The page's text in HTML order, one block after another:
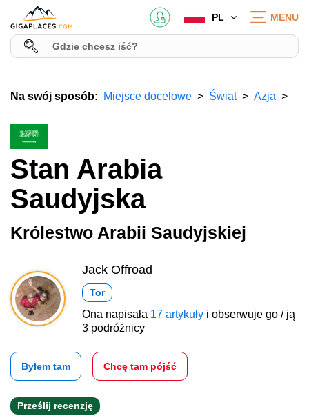
PL MENU
Na swój sposób: Miejsce docelowe Świat Azja
Stan Arabia
Saudyjska
Królestwo Arabii Saudyjskiej
Jack Offroad
Tor
Ona napisała 17 artykuły i obserwuje go / ją
3 podróżnicy
Byłem tam Chcę tam pójść
Prześlij recenzję